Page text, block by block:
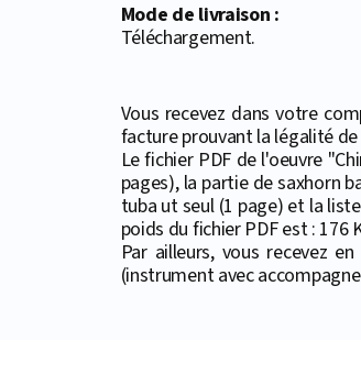
Mode de livraison :
Téléchargement.
Vous recevez dans votre
facture prouvant la légalité
Le fichier PDF de l'oeuvre
pages), la partie de saxhorn
tuba ut seul (1 page) et la
poids du fichier PDF est : 176
Par ailleurs, vous recevez en
(instrument avec